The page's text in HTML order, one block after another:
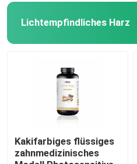
Lichtempfindliches Harz
Kakifarbiges flüssiges
zahnmedizinisches